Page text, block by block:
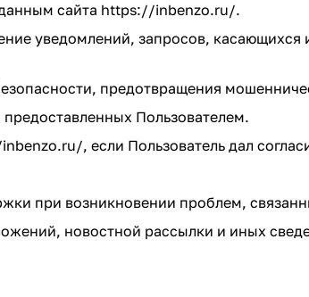
сайта https://inbenzo.ru/.
уведомлений, запросов, касающихся
предотвращения
Пользователем.
, если Пользователь дал
при возникновении проблем,
новостной рассылки и иных